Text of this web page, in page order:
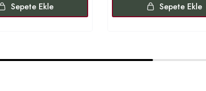
Sepete Ekle Sepete Ekle